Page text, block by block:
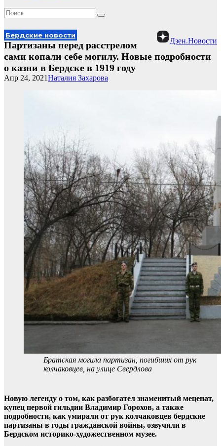
Дзен.Новости
Бердские новости
Партизаны перед расстрелом
сами копали себе могилу. Новые подробности
о казни в Бердске в 1919 году
Наталия Захарова
Апр 24, 2021
Братская могила партизан, погибших от рук
колчаковцев, на улице Свердлова
Новую легенду о том, как разбогател знаменитый меценат,
купец первой гильдии Владимир Горохов, а также
подробности, как умирали от рук колчаковцев бердские
партизаны в годы гражданской войны, озвучили в
Бердском историко-художественном музее.